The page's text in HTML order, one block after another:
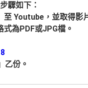
驟如下：
Youtube，並取得影
為PDF或JPG檔。
乙份。